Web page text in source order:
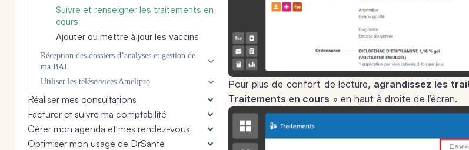
Suivre et renseigner les traitements en
cours
Ajouter ou mettre à jour les vaccins
Réception des dossiers d’analyses et gestion de
ma BAL
Utiliser les téléservices Amelipro
Réaliser mes consultations
Facturer et suivre ma comptabilité
Gérer mon agenda et mes rendez-vous
Optimiser mon usage de DrSanté
Pour plus de confort de lecture, agrandissez les
Traitements en cours » en haut à droite de l’écran.